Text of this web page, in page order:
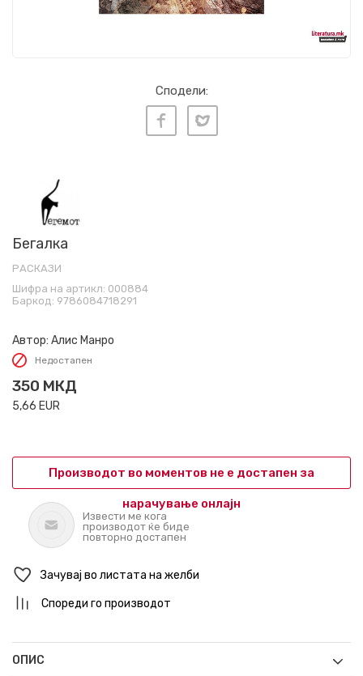
Сподели:
Бегалка
РАСКАЗИ
Шифра на артикл: 000884
Баркод: 9786084718291
Автор: Алис Манро
Недостапен
350 МКД
5,66 EUR
Производот во моментов не е достапен за
нарачување онлајн
Извести ме кога
производот ќе биде
повторно достапен
Зачувај во листата на желби
Спореди го производот
ОПИС